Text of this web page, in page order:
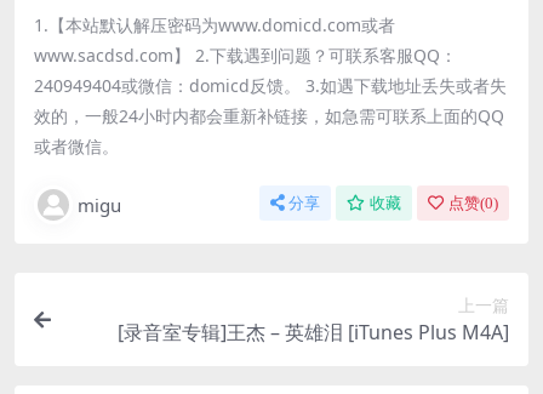
1.【本站默认解压密码为www.domicd.com或者
www.sacdsd.com】 2.下载遇到问题？可联系客服QQ：
240949404或微信：domicd反馈。 3.如遇下载地址丢失或者失
效的，一般24小时内都会重新补链接，如急需可联系上面的QQ
或者微信。
migu 分享 收藏 点赞(0)
上一篇
[录音室专辑]王杰 – 英雄泪 [iTunes Plus M4A]